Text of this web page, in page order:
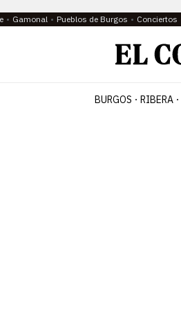
Gamonal Pueblos de Burgos Conciertos
BURGOS RIBERA